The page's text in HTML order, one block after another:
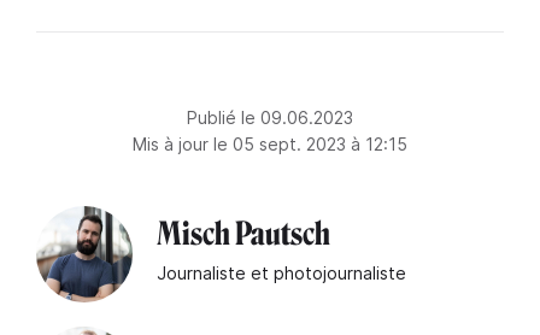
Publié le 09.06.2023
Mis à jour le 05 sept. 2023 à 12:15
Misch Pautsch
Journaliste et photojournaliste